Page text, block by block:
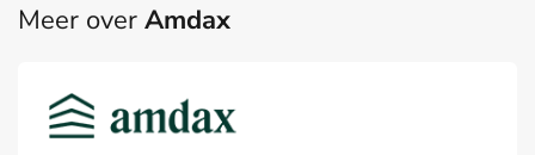
Meer over Amdax